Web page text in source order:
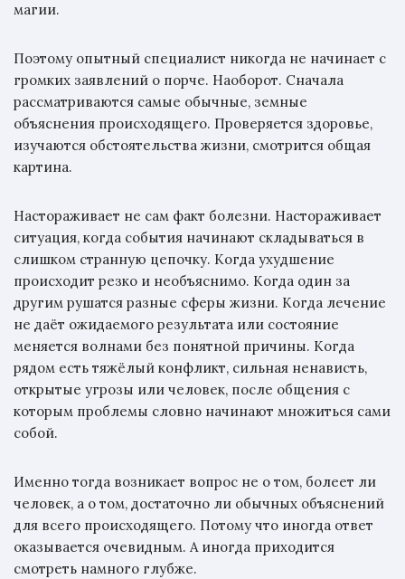
магии.
Поэтому опытный специалист никогда не начинает с
громких заявлений о порче. Наоборот. Сначала
рассматриваются самые обычные, земные
объяснения происходящего. Проверяется здоровье,
изучаются обстоятельства жизни, смотрится общая
картина.
Настораживает не сам факт болезни. Настораживает
ситуация, когда события начинают складываться в
слишком странную цепочку. Когда ухудшение
происходит резко и необъяснимо. Когда один за
другим рушатся разные сферы жизни. Когда лечение
не даёт ожидаемого результата или состояние
меняется волнами без понятной причины. Когда
рядом есть тяжёлый конфликт, сильная ненависть,
открытые угрозы или человек, после общения с
которым проблемы словно начинают множиться сами
собой.
Именно тогда возникает вопрос не о том, болеет ли
человек, а о том, достаточно ли обычных объяснений
для всего происходящего. Потому что иногда ответ
оказывается очевидным. А иногда приходится
смотреть намного глубже.